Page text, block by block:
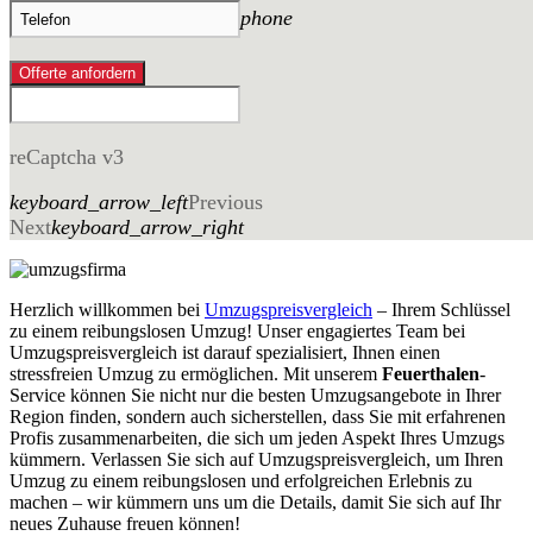
phone
Offerte anfordern
reCaptcha v3
keyboard_arrow_leftPrevious
Nextkeyboard_arrow_right
Herzlich willkommen bei Umzugspreisvergleich – Ihrem Schlüssel
zu einem reibungslosen Umzug! Unser engagiertes Team bei
Umzugspreisvergleich ist darauf spezialisiert, Ihnen einen
stressfreien Umzug zu ermöglichen. Mit unserem Feuerthalen-
Service können Sie nicht nur die besten Umzugsangebote in Ihrer
Region finden, sondern auch sicherstellen, dass Sie mit erfahrenen
Profis zusammenarbeiten, die sich um jeden Aspekt Ihres Umzugs
kümmern. Verlassen Sie sich auf Umzugspreisvergleich, um Ihren
Umzug zu einem reibungslosen und erfolgreichen Erlebnis zu
machen – wir kümmern uns um die Details, damit Sie sich auf Ihr
neues Zuhause freuen können!